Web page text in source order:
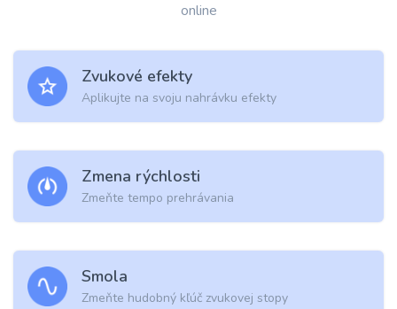
online
Zvukové efekty
Aplikujte na svoju nahrávku efekty
Zmena rýchlosti
Zmeňte tempo prehrávania
Smola
Zmeňte hudobný kľúč zvukovej stopy